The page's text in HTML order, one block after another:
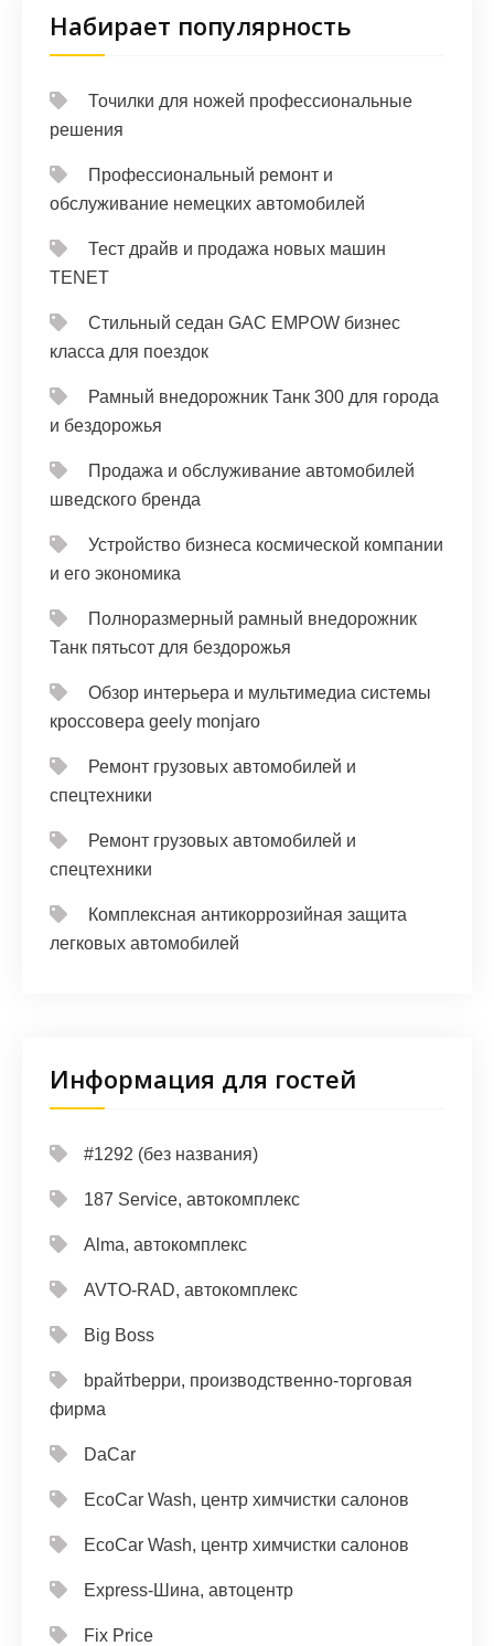
Набирает популярность
Точилки для ножей профессиональные
решения
Профессиональный ремонт и
обслуживание немецких автомобилей
Тест драйв и продажа новых машин
TENET
Стильный седан GAC EMPOW бизнес
класса для поездок
Рамный внедорожник Танк 300 для города
и бездорожья
Продажа и обслуживание автомобилей
шведского бренда
Устройство бизнеса космической компании
и его экономика
Полноразмерный рамный внедорожник
Танк пятьсот для бездорожья
Обзор интерьера и мультимедиа системы
кроссовера geely monjaro
Ремонт грузовых автомобилей и
спецтехники
Ремонт грузовых автомобилей и
спецтехники
Комплексная антикоррозийная защита
легковых автомобилей
Информация для гостей
#1292 (без названия)
187 Service, автокомплекс
Alma, автокомплекс
AVTO-RAD, автокомплекс
Big Boss
bрайтbерри, производственно-торговая
фирма
DaCar
EcoCar Wash, центр химчистки салонов
EcoCar Wash, центр химчистки салонов
Express-Шина, автоцентр
Fix Price